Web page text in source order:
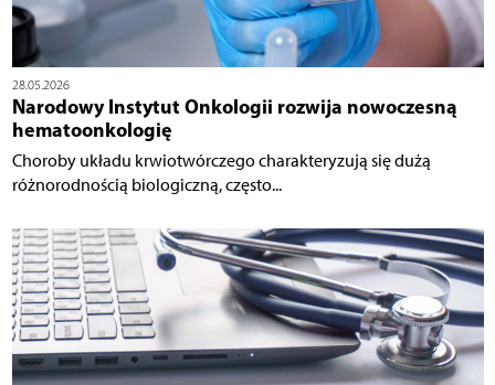
28.05.2026
Narodowy Instytut Onkologii rozwija nowoczesną
hematoonkologię
Choroby układu krwiotwórczego charakteryzują się dużą
różnorodnością biologiczną, często...